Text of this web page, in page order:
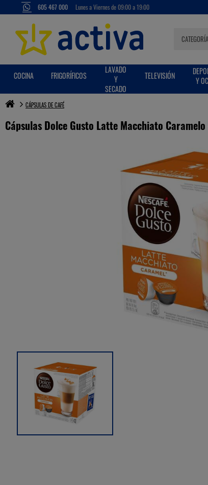
605 467 000 Lunes a Viernes de 09:00 a 19:00
COCINA FRIGORÍFICOS
LAVADO
Y
SECADO
TELEVISIÓN
Y
CÁPSULAS DE CAFÉ
Cápsulas Dolce Gusto Latte Macchiato
Cápsulas Dolce Gusto Latte Macchiato Caramelo - 16